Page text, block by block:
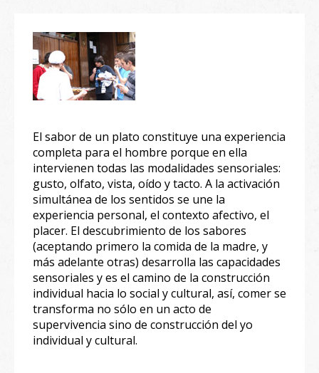
El sabor de un plato constituye una experiencia
completa para el hombre porque en ella
intervienen todas las modalidades sensoriales:
gusto, olfato, vista, oído y tacto. A la activación
simultánea de los sentidos se une la
experiencia personal, el contexto afectivo, el
placer. El descubrimiento de los sabores
(aceptando primero la comida de la madre, y
más adelante otras) desarrolla las capacidades
sensoriales y es el camino de la construcción
individual hacia lo social y cultural, así, comer se
transforma no sólo en un acto de
supervivencia sino de construcción del yo
individual y cultural.